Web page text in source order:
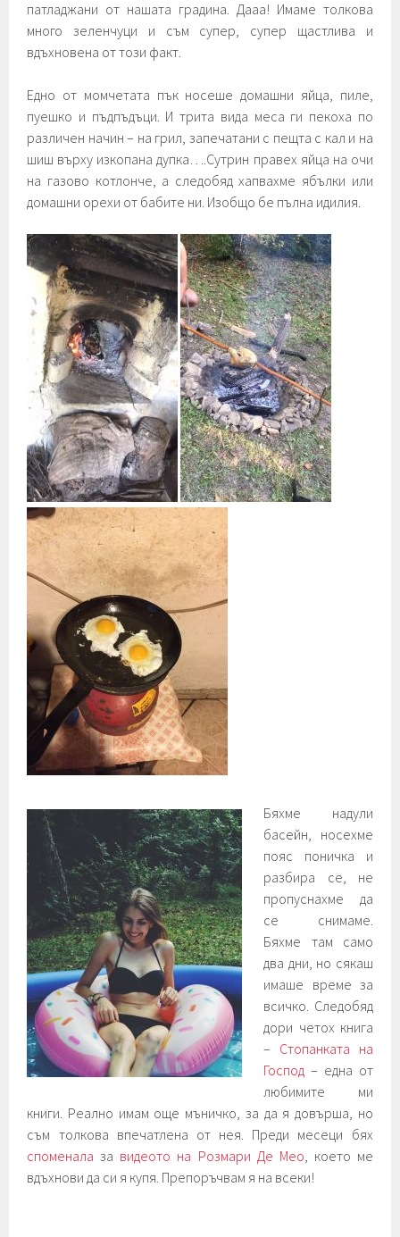
патладжани от нашата градина. Дааа! Имаме толкова
много зеленчуци и съм супер, супер щастлива и
вдъхновена от този факт.
Едно от момчетата пък носеше домашни яйца, пиле,
пуешко и пъдпъдъци. И трита вида меса ги пекоха по
различен начин – на грил, запечатани с пещта с кал и на
шиш върху изкопана дупка….Сутрин правех яйца на очи
на газово котлонче, а следобяд хапвахме ябълки или
домашни орехи от бабите ни. Изобщо бе пълна идилия.
Бяхме надули
басейн, носехме
пояс поничка и
разбира се, не
пропуснахме да
се снимаме.
Бяхме там само
два дни, но сякаш
имаше време за
всичко. Следобяд
дори четох книга
– Стопанката на
Господ – една от
любимите ми
книги. Реално имам още мъничко, за да я довърша, но
съм толкова впечатлена от нея. Преди месеци бях
споменала за видеото на Розмари Де Мео, което ме
вдъхнови да си я купя. Препоръчвам я на всеки!